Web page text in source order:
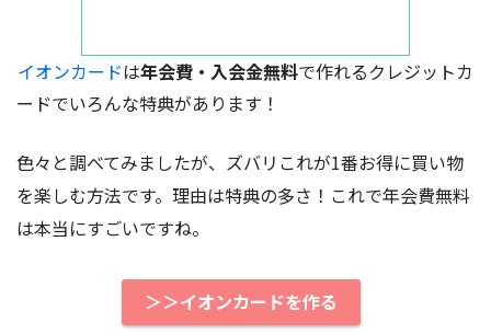
イオンカードは年会費・入会金無料で作れるクレジットカ
ードでいろんな特典があります！
色々と調べてみましたが、ズバリこれが1番お得に買い物
を楽しむ方法です。理由は特典の多さ！これで年会費無料
は本当にすごいですね。
＞＞イオンカードを作る